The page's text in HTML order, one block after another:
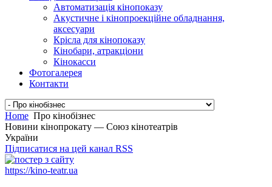
Автоматизація кінопоказу
Акустичне і кінопроекційне обладнання,
аксесуари
Крісла для кінопоказу
Кінобари, атракціони
Кінокасси
Фотогалерея
Контакти
Home Про кінобізнес
Новини кінопрокату — Союз кінотеатрів
України
Підписатися на цей канал RSS